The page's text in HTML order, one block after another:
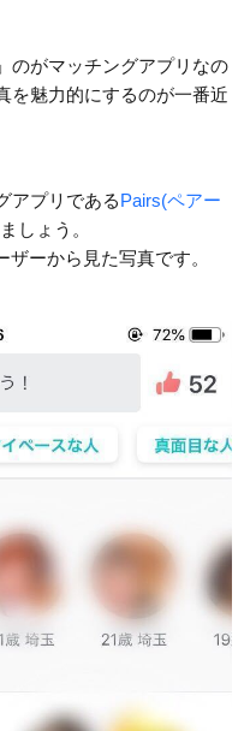
のがマッチングアプリなの
を魅力的にするのが一番近
アプリであるPairs(ペアー
しょう。
ーから見た写真です。